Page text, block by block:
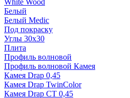
White Wood
Белый
Белый Medic
Под покраску
Углы 30х30
Плита
Профиль волновой
Профиль волновой Камея
Камея Drap 0,45
Камея Drap TwinColor
Камея Drap СТ 0,45